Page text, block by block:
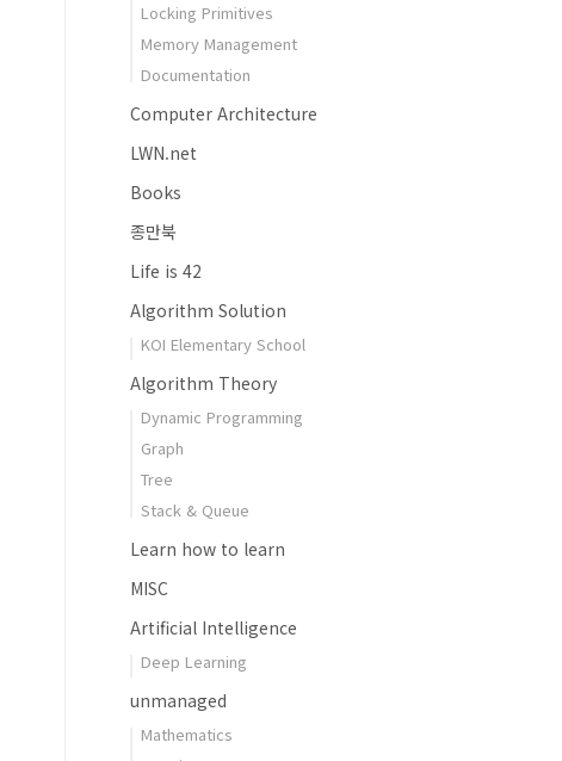
Locking Primitives
Memory Management
Documentation
Computer Architecture
LWN.net
Books
종만북
Life is 42
Algorithm Solution
KOI Elementary School
Algorithm Theory
Dynamic Programming
Graph
Tree
Stack & Queue
Learn how to learn
MISC
Artificial Intelligence
Deep Learning
unmanaged
Mathematics